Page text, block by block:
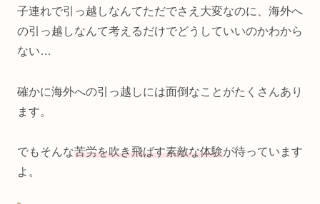
子連れで引っ越しなんてただでさえ大変なのに、海外へ
の引っ越しなんて考えるだけでどうしていいのかわから
ない…
確かに海外への引っ越しには面倒なことがたくさんあり
ます。
でもそんな苦労を吹き飛ばす素敵な体験が待っています
よ。